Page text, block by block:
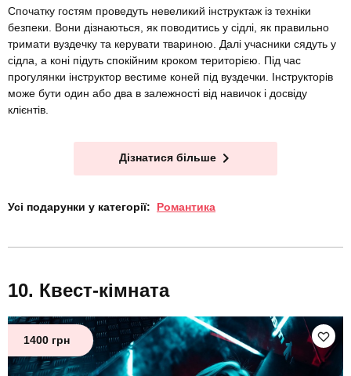
Спочатку гостям проведуть невеликий інструктаж із техніки
безпеки. Вони дізнаються, як поводитись у сідлі, як правильно
тримати вуздечку та керувати твариною. Далі учасники сядуть у
сідла, а коні підуть спокійним кроком територією. Під час
прогулянки інструктор вестиме коней під вуздечки. Інструкторів
може бути один або два в залежності від навичок і досвіду
клієнтів.
Дізнатися більше
Усі подарунки у категорії: Романтика
Квест-кімната
1400 грн